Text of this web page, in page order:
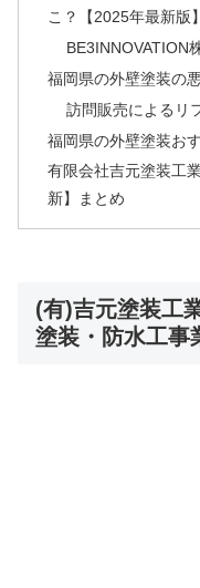
こ？【2025年最新版】
BE3INNOVATION
福岡県の外壁塗装の
訪問販売によるリ
福岡県の外壁塗装お
有限会社吉元塗装工
新】まとめ
(有)吉元塗装工
塗装・防水工事